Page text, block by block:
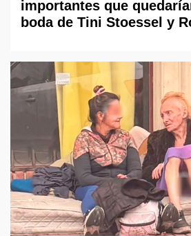
importantes que
boda de Tini Stoessel y